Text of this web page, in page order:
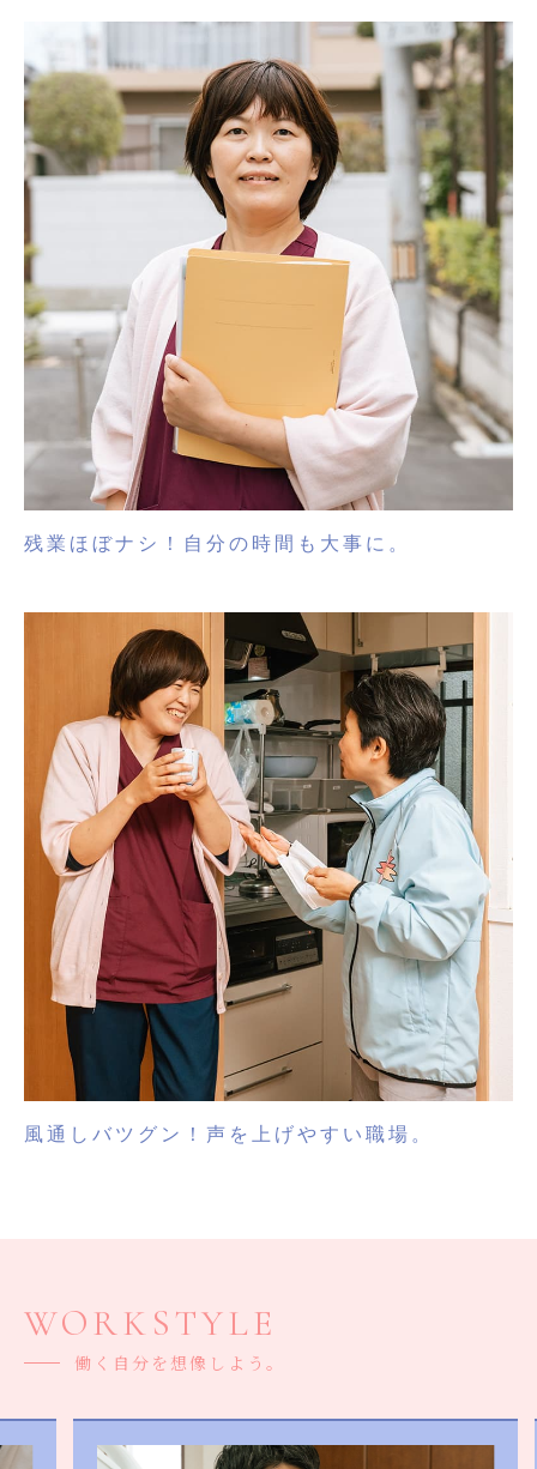
残業ほぼナシ！ 自分の時間も大事に。
風通しバツグン！ 声を上げやすい職場。
WORKSTYLE
働く自分を想像しよう。